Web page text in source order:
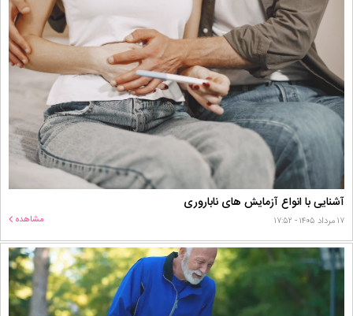
آشنایی با انواع آزمایش های ناباروری
۱۷ مرداد ۱۴۰۵ - ۱۷:۵۲ مشاهده